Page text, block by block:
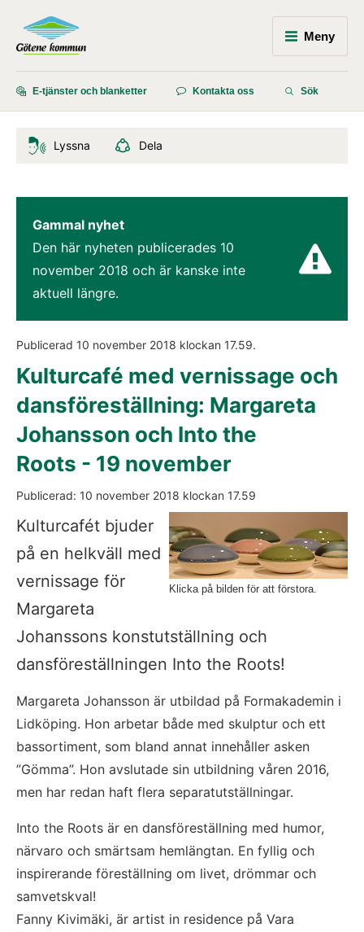
Meny
E-tjänster och blanketter Kontakta oss Sök
Lyssna Dela
Gammal nyhet
Den här nyheten publicerades 10
november 2018 och är kanske inte
aktuell längre.
Publicerad 10 november 2018 klockan 17.59.
Kulturcafé med vernissage och
dansföreställning: Margareta
Johansson och Into the
Roots - 19 november
Publicerad: 10 november 2018 klockan 17.59
Klicka på bilden för att förstora.
Kulturcafét bjuder
på en helkväll med
vernissage för
Margareta
Johanssons konstutställning och
dansföreställningen Into the Roots!
Margareta Johansson är utbildad på Formakademin i
Lidköping. Hon arbetar både med skulptur och ett
bassortiment, som bland annat innehåller asken
”Gömma”. Hon avslutade sin utbildning våren 2016,
men har redan haft flera separatutställningar.
Into the Roots är en dansföreställning med humor,
närvaro och smärtsam hemlängtan. En fyllig och
inspirerande föreställning om livet, drömmar och
samvetskval!
Fanny Kivimäki, är artist in residence på Vara